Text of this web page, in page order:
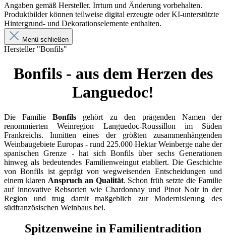
Angaben gemäß Hersteller. Irrtum und Änderung vorbehalten.
Produktbilder können teilweise digital erzeugte oder KI-unterstützte
Hintergrund- und Dekorationselemente enthalten.
Menü schließen
Hersteller "Bonfils"
Bonfils - aus dem Herzen des
Languedoc!
Die FamilieBonfils gehört zu den prägenden Namen der
renommierten Weinregion Languedoc-Roussillon im Süden
Frankreichs. Inmitten eines der größten zusammenhängenden
Weinbaugebiete Europas - rund 225.000 Hektar Weinberge nahe der
spanischen Grenze - hat sich Bonfils über sechs Generationen
hinweg als bedeutendes Familienweingut etabliert. Die Geschichte
von Bonfils ist geprägt von wegweisenden Entscheidungen und
einem klaren Anspruch an Qualität. Schon früh setzte die Familie
auf innovative Rebsorten wie Chardonnay und Pinot Noir in der
Region und trug damit maßgeblich zur Modernisierung des
südfranzösischen Weinbaus bei.
Spitzenweine in Familientradition